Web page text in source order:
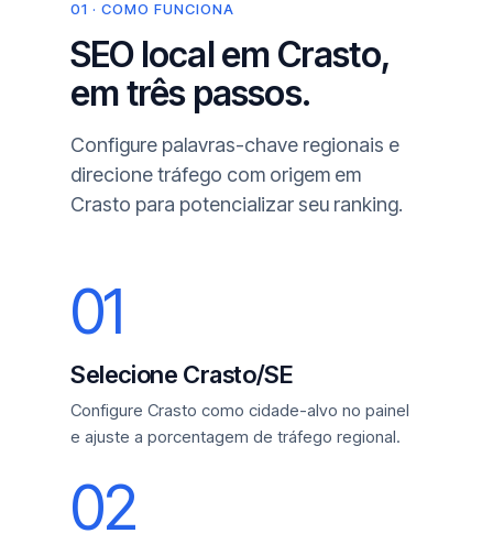
01 · COMO FUNCIONA
SEO local em Crasto,
em três passos.
Configure palavras-chave regionais e
direcione tráfego com origem em
Crasto para potencializar seu ranking.
01
Selecione Crasto/SE
Configure Crasto como cidade-alvo no painel
e ajuste a porcentagem de tráfego regional.
02